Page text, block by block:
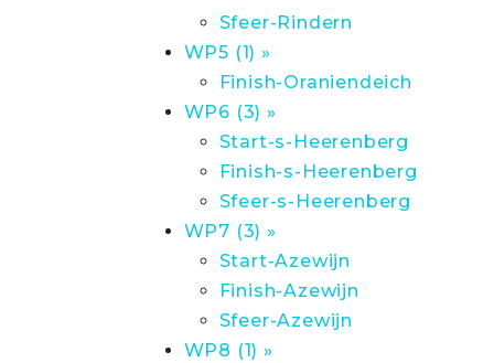
Sfeer-Rindern
WP5 (1) »
Finish-Oraniendeich
WP6 (3) »
Start-s-Heerenberg
Finish-s-Heerenberg
Sfeer-s-Heerenberg
WP7 (3) »
Start-Azewijn
Finish-Azewijn
Sfeer-Azewijn
WP8 (1) »